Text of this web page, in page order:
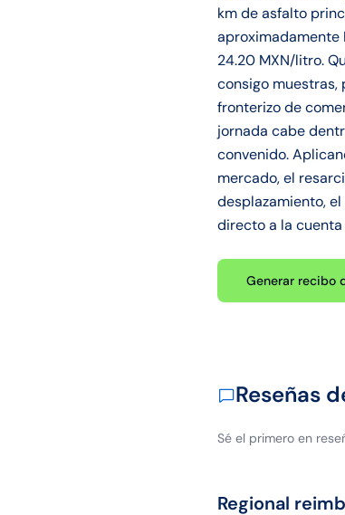
km de asfalto
aproximadamente
24.20 MXN/litro.
consigo
fronterizo de
jornada cabe
convenido.
mercado, el
desplazamiento,
directo a la
Generar recibo
Reseñas
Sé el primero en
Regional